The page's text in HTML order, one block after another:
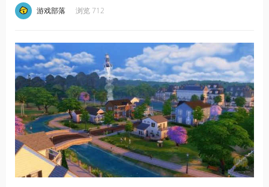
游戏部落 浏览 712